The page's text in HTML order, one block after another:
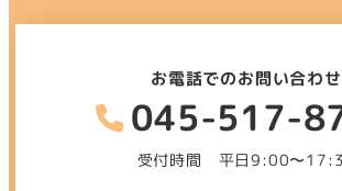
お電話でのお問い合わせ
045-517-
受付時間 平日9:00〜